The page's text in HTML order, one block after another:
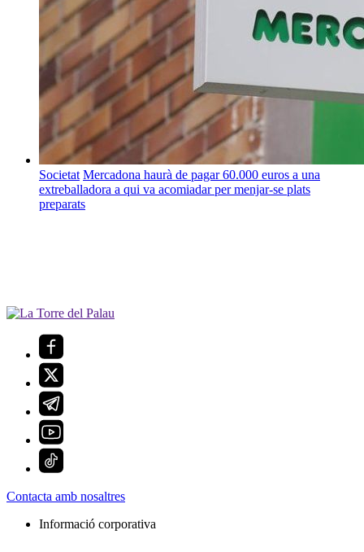
Societat Mercadona haurà de pagar 60.000 euros a una
extreballadora a qui va acomiadar per menjar-se plats
preparats
Contacta amb nosaltres
Informació corporativa